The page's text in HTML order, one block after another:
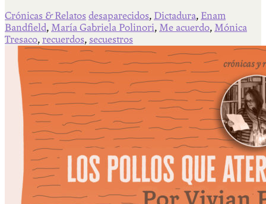
Crónicas & Relatos desaparecidos, Dictadura, Enam
Bandfield, María Gabriela Polinori, Me acuerdo, Mónica
Tresaco, recuerdos, secuestros